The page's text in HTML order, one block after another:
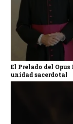
El Prelado del
unidad sacerdotal